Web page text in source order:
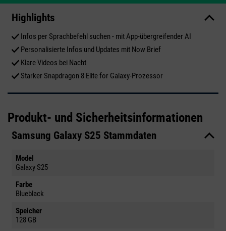
Highlights
Infos per Sprachbefehl suchen - mit App-übergreifender AI
Personalisierte Infos und Updates mit Now Brief
Klare Videos bei Nacht
Starker Snapdragon 8 Elite for Galaxy-Prozessor
Produkt- und Sicherheitsinformationen
Samsung Galaxy S25 Stammdaten
Model
Galaxy S25
Farbe
Blueblack
Speicher
128 GB